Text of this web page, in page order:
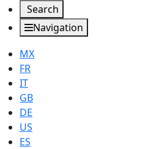
Search
Navigation
MX
FR
IT
GB
DE
US
ES